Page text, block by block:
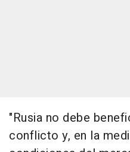
"Rusia no debe
conflicto y, en la